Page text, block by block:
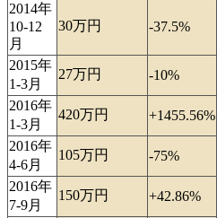
2014年
10-12
月
30万円 -37.5%
2015年
1-3月
27万円 -10%
2016年
1-3月
420万円 +1455.56%
2016年
4-6月
105万円 -75%
2016年
7-9月
150万円 +42.86%